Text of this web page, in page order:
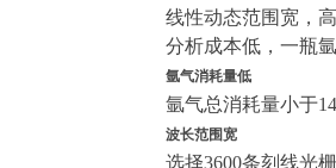
线性动态范围宽，
分析成本低，一瓶
氩气消耗量低
氩气总消耗量小于
波长范围宽
选择3600条刻线光